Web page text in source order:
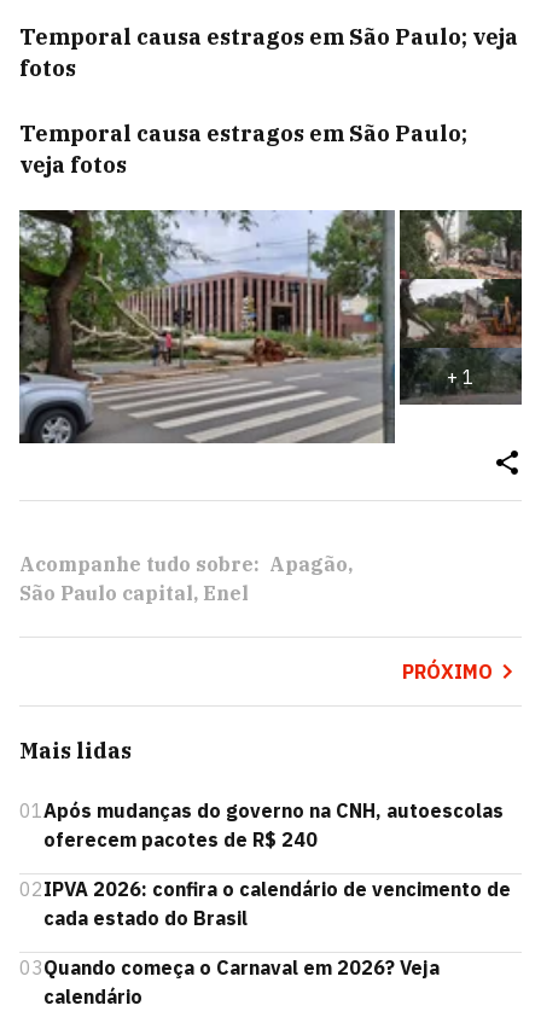
Temporal causa estragos em São Paulo; veja
fotos
Temporal causa estragos em São Paulo;
veja fotos
+ 1
Acompanhe tudo sobre: Apagão
São Paulo capital Enel
PRÓXIMO
Mais lidas
01Após mudanças do governo na CNH, autoescolas
oferecem pacotes de R$ 240
02IPVA 2026: confira o calendário de vencimento de
cada estado do Brasil
03Quando começa o Carnaval em 2026? Veja
calendário